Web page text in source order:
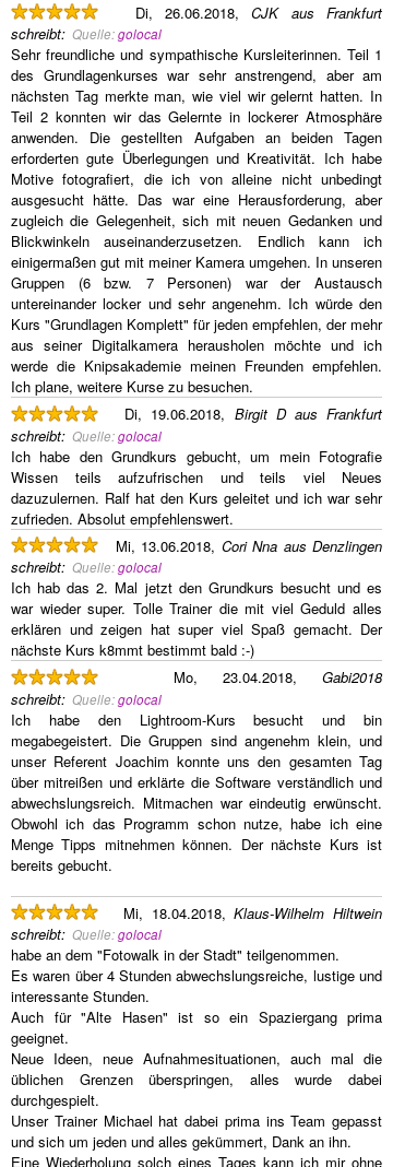
Di, 26.06.2018,CJK aus Frankfurt
schreibt: Quelle:golocal
Sehr freundliche und sympathische Kursleiterinnen. Teil 1
des Grundlagenkurses war sehr anstrengend, aber am
nächsten Tag merkte man, wie viel wir gelernt hatten. In
Teil 2 konnten wir das Gelernte in lockerer Atmosphäre
anwenden. Die gestellten Aufgaben an beiden Tagen
erforderten gute Überlegungen und Kreativität. Ich habe
Motive fotografiert, die ich von alleine nicht unbedingt
ausgesucht hätte. Das war eine Herausforderung, aber
zugleich die Gelegenheit, sich mit neuen Gedanken und
Blickwinkeln auseinanderzusetzen. Endlich kann ich
einigermaßen gut mit meiner Kamera umgehen. In unseren
Gruppen (6 bzw. 7 Personen) war der Austausch
untereinander locker und sehr angenehm. Ich würde den
Kurs "Grundlagen Komplett" für jeden empfehlen, der mehr
aus seiner Digitalkamera herausholen möchte und ich
werde die Knipsakademie meinen Freunden empfehlen.
Ich plane, weitere Kurse zu besuchen.
Di, 19.06.2018, Birgit D aus Frankfurt
schreibt: Quelle:golocal
Ich habe den Grundkurs gebucht, um mein Fotografie
Wissen teils aufzufrischen und teils viel Neues
dazuzulernen. Ralf hat den Kurs geleitet und ich war sehr
zufrieden. Absolut empfehlenswert.
Mi, 13.06.2018, Cori Nna aus Denzlingen
schreibt: Quelle:golocal
Ich hab das 2. Mal jetzt den Grundkurs besucht und es
war wieder super. Tolle Trainer die mit viel Geduld alles
erklären und zeigen hat super viel Spaß gemacht. Der
nächste Kurs k8mmt bestimmt bald :-)
Mo, 23.04.2018, Gabi2018
schreibt: Quelle:golocal
Ich habe den Lightroom-Kurs besucht und bin
megabegeistert. Die Gruppen sind angenehm klein, und
unser Referent Joachim konnte uns den gesamten Tag
über mitreißen und erklärte die Software verständlich und
abwechslungsreich. Mitmachen war eindeutig erwünscht.
Obwohl ich das Programm schon nutze, habe ich eine
Menge Tipps mitnehmen können. Der nächste Kurs ist
bereits gebucht.
Mi, 18.04.2018,Klaus-Wilhelm Hiltwein
schreibt: Quelle:golocal
habe an dem "Fotowalk in der Stadt" teilgenommen.
Es waren über 4 Stunden abwechslungsreiche, lustige und
interessante Stunden.
Auch für "Alte Hasen" ist so ein Spaziergang prima
geeignet.
Neue Ideen, neue Aufnahmesituationen, auch mal die
üblichen Grenzen überspringen, alles wurde dabei
durchgespielt.
Unser Trainer Michael hat dabei prima ins Team gepasst
und sich um jeden und alles gekümmert, Dank an ihn.
Eine Wiederholung solch eines Tages kann ich mir ohne